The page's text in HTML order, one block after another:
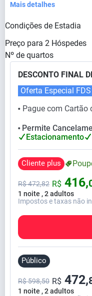
Mais detalhes
Condições de Estadia
Preço para 2 Hóspedes
Nº de quartos
DESCONTO FINAL
⬤ Pague com Cartão
Oferta Especial FDS
⬤ Permite
Estacionamento
Cliente plus
1 noite , 2 adultos
R$472,82 R$ 416,
Impostos e taxas não
Público
1 noite , 2 adultos
R$ 598,50 R$ 472,